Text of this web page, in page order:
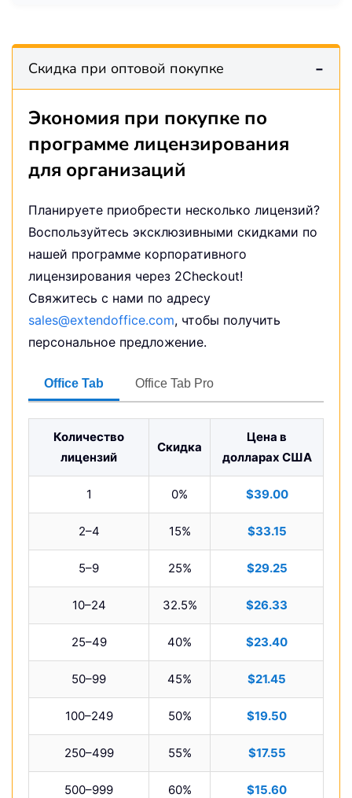
Скидка при оптовой покупке
Экономия при покупке по
программе лицензирования
для организаций
Планируете приобрести несколько лицензий?
Воспользуйтесь эксклюзивными скидками по
нашей программе корпоративного
лицензирования через 2Checkout!
Свяжитесь с нами по адресу
sales@extendoffice.com, чтобы получить
персональное предложение.
Office Tab Office Tab Pro
Количество
лицензий
Скидка
Цена в
долларах США
1 0% $39.00
2–4 15% $33.15
5–9 25% $29.25
10–24 32.5% $26.33
25–49 40% $23.40
50–99 45% $21.45
100–249 50% $19.50
250–499 55% $17.55
500–999 60% $15.60